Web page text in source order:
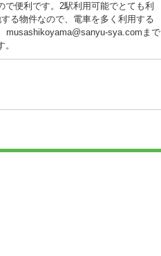
便利です。2駅利用可能でとても利
る物件なので、電車を多く利用する
musashikoyama@sanyu-sya.comまで